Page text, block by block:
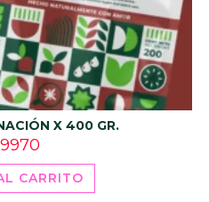
X 400 GR.
CARRITO